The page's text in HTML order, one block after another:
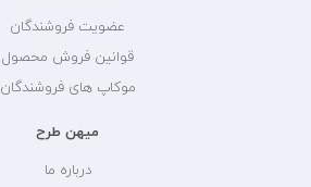
عضویت فروشندگان
قوانین فروش محصول
موکاپ های فروشندگان
میهن طرح
درباره ما